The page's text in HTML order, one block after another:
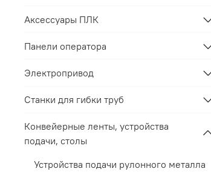
Аксессуары ПЛК
Панели оператора
Электропривод
Станки для гибки труб
Конвейерные ленты, устройства
подачи, столы
Устройства подачи рулонного металла